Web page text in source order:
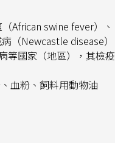
African swine fever）、
（Newcastle disease）
國家（地區）， 其檢疫
血粉、飼料用動物油